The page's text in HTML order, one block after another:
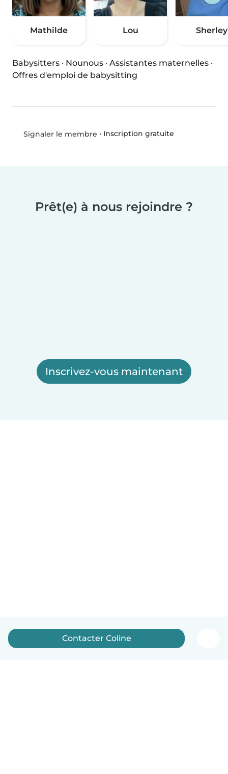
Mathilde Lou Sherley
Babysitters · Nounous · Assistantes maternelles ·
Offres d'emploi de babysitting
Signaler le membre • Inscription gratuite
Prêt(e) à nous rejoindre ?
Inscrivez-vous maintenant
Contacter Coline